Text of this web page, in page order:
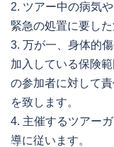
2. ツアー中の病気
緊急の処置に要し
3. 万が一、身体的
加入している保険
の参加者に対して
を致します。
4. 主催するツアー
導に従います。